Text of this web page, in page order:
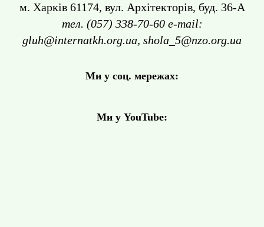
м. Харків 61174, вул. Архітекторів, буд. 36-А
тел. (057) 338-70-60 e-mail:
gluh@internatkh.org.ua, shola_5@nzo.org.ua
Ми у соц. мережах:
Ми у YouTube: